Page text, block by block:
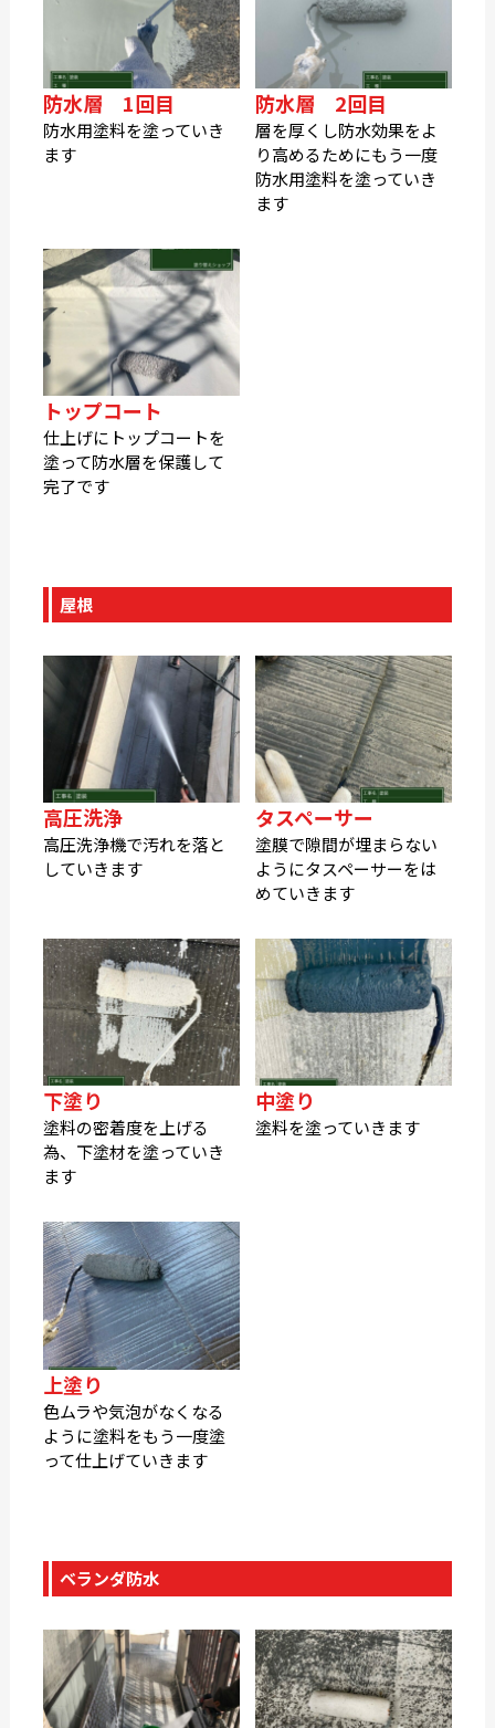
防水層 1回目
防水用塗料を塗っていき
ます
防水層 2回目
層を厚くし防水効果をよ
り高めるためにもう一度
防水用塗料を塗っていき
ます
トップコート
仕上げにトップコートを
塗って防水層を保護して
完了です
屋根
高圧洗浄
高圧洗浄機で汚れを落と
していきます
タスペーサー
塗膜で隙間が埋まらない
ようにタスペーサーをは
めていきます
下塗り
塗料の密着度を上げる
為、下塗材を塗っていき
ます
中塗り
塗料を塗っていきます
上塗り
色ムラや気泡がなくなる
ように塗料をもう一度塗
って仕上げていきます
ベランダ防水